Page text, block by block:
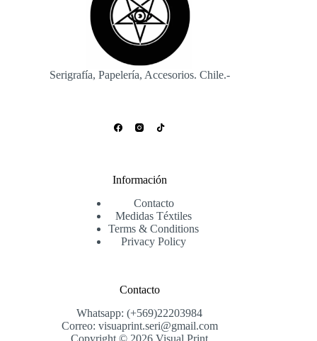
Serigrafía, Papelería, Accesorios. Chile.-
Información
Contacto
Medidas Téxtiles
Terms & Conditions
Privacy Policy
Contacto
Whatsapp: (+569)22203984
Correo: visuaprint.seri@gmail.com
Copyright © 2026 Visual Print